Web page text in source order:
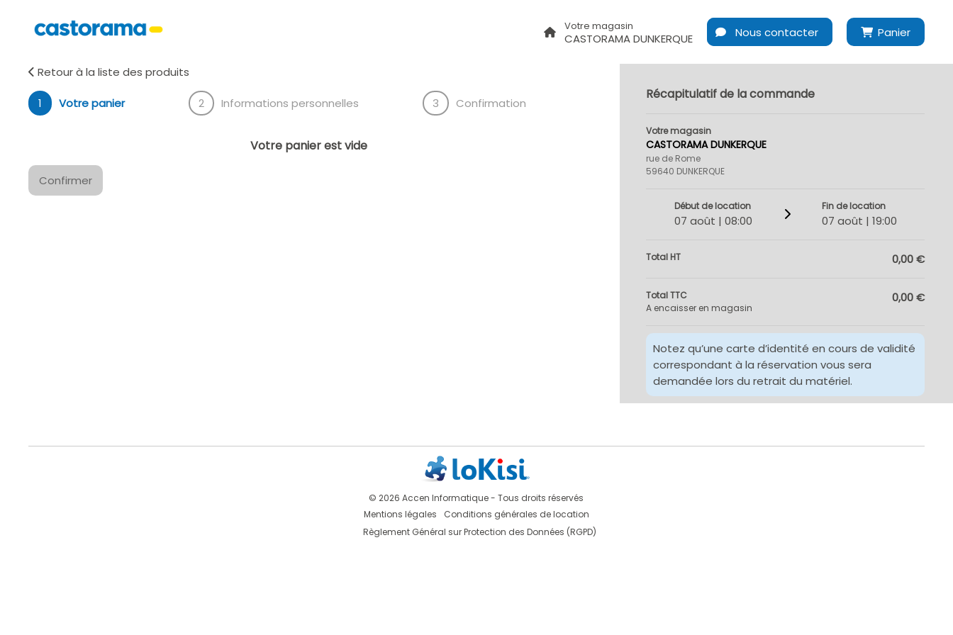
Votre magasin
CASTORAMA DUNKERQUE Nous contacter Panier
Retour à la liste des produits
1 Votre panier 2 Informations personnelles 3 Confirmation
Votre panier est vide
Confirmer
Récapitulatif de la commande
Votre magasin
CASTORAMA DUNKERQUE
rue de Rome
59640 DUNKERQUE
Début de location
07 août | 08:00
Fin de location
07 août | 19:00
Total HT 0,00 €
Total TTC
A encaisser en magasin
0,00 €
Notez qu’une carte d’identité en cours de validité
correspondant à la réservation vous sera
demandée lors du retrait du matériel.
© 2026 Accen Informatique - Tous droits réservés
Mentions légales
Conditions générales de location
Règlement Général sur Protection des Données (RGPD)